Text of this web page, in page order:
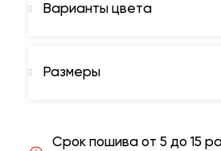
Варианты цвета
Размеры
Срок пошива от 5 до 15